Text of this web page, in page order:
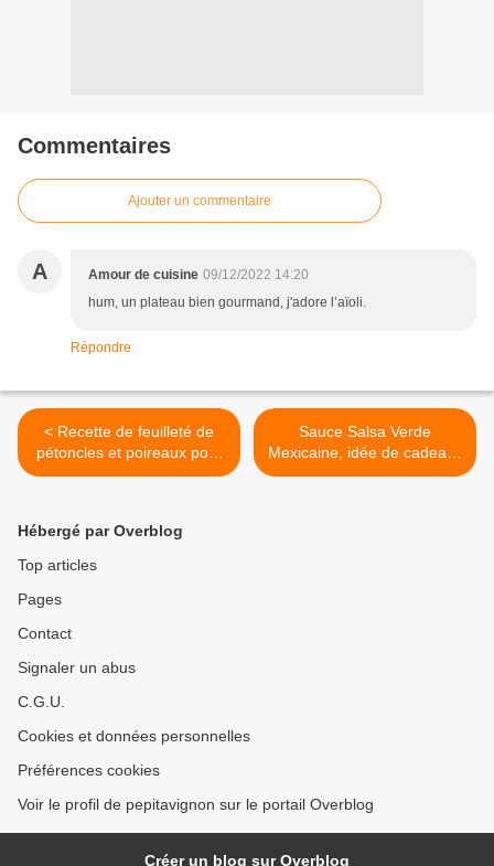
Commentaires
Ajouter un commentaire
A Amour de cuisine 09/12/2022 14:20
hum, un plateau bien gourmand, j'adore l’aïoli.
Répondre
< Recette de feuilleté de
pétoncles et poireaux pour
le calendrier de l'avant
Sauce Salsa Verde
Mexicaine, idée de cadeaux
gourmands pour Recette de
Hébergé par Overblog
Top articles
Pages
Contact
Signaler un abus
C.G.U.
Cookies et données personnelles
Préférences cookies
Voir le profil de pepitavignon sur le portail Overblog
Créer un blog sur Overblog